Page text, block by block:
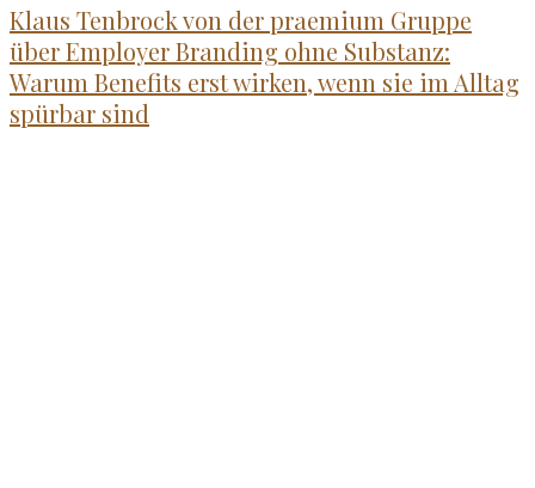
Klaus Tenbrock von der praemium Gruppe
über Employer Branding ohne Substanz:
Warum Benefits erst wirken, wenn sie im Alltag
spürbar sind